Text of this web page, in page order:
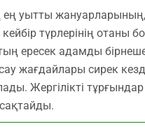
ең уытты
кейбір түрлерінің
ересек адамды
жағдайлары сирек
Жергілікті
сақтайды.